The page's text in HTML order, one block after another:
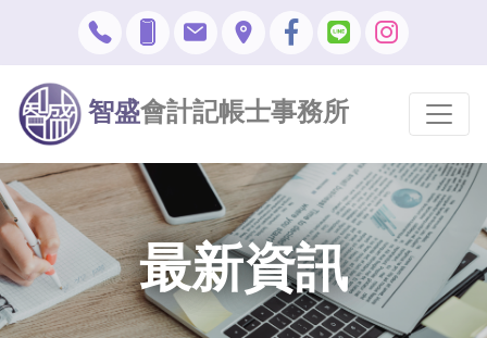
智盛會計記帳士事務所
最新資訊